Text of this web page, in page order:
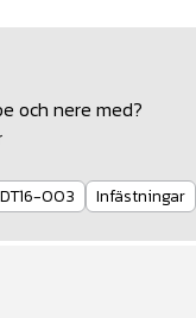
och nere med?
DT16-003 Infästningar